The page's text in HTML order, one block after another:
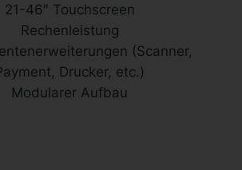
21-46″ Touchscreen
Rechenleistung
(Scanner,
Drucker, etc.)
Modularer Aufbau